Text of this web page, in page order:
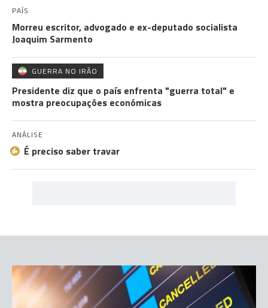
PAÍS
Morreu escritor, advogado e ex-deputado socialista
Joaquim Sarmento
GUERRA NO IRÃO
Presidente diz que o país enfrenta "guerra total" e
mostra preocupações económicas
ANÁLISE
É preciso saber travar